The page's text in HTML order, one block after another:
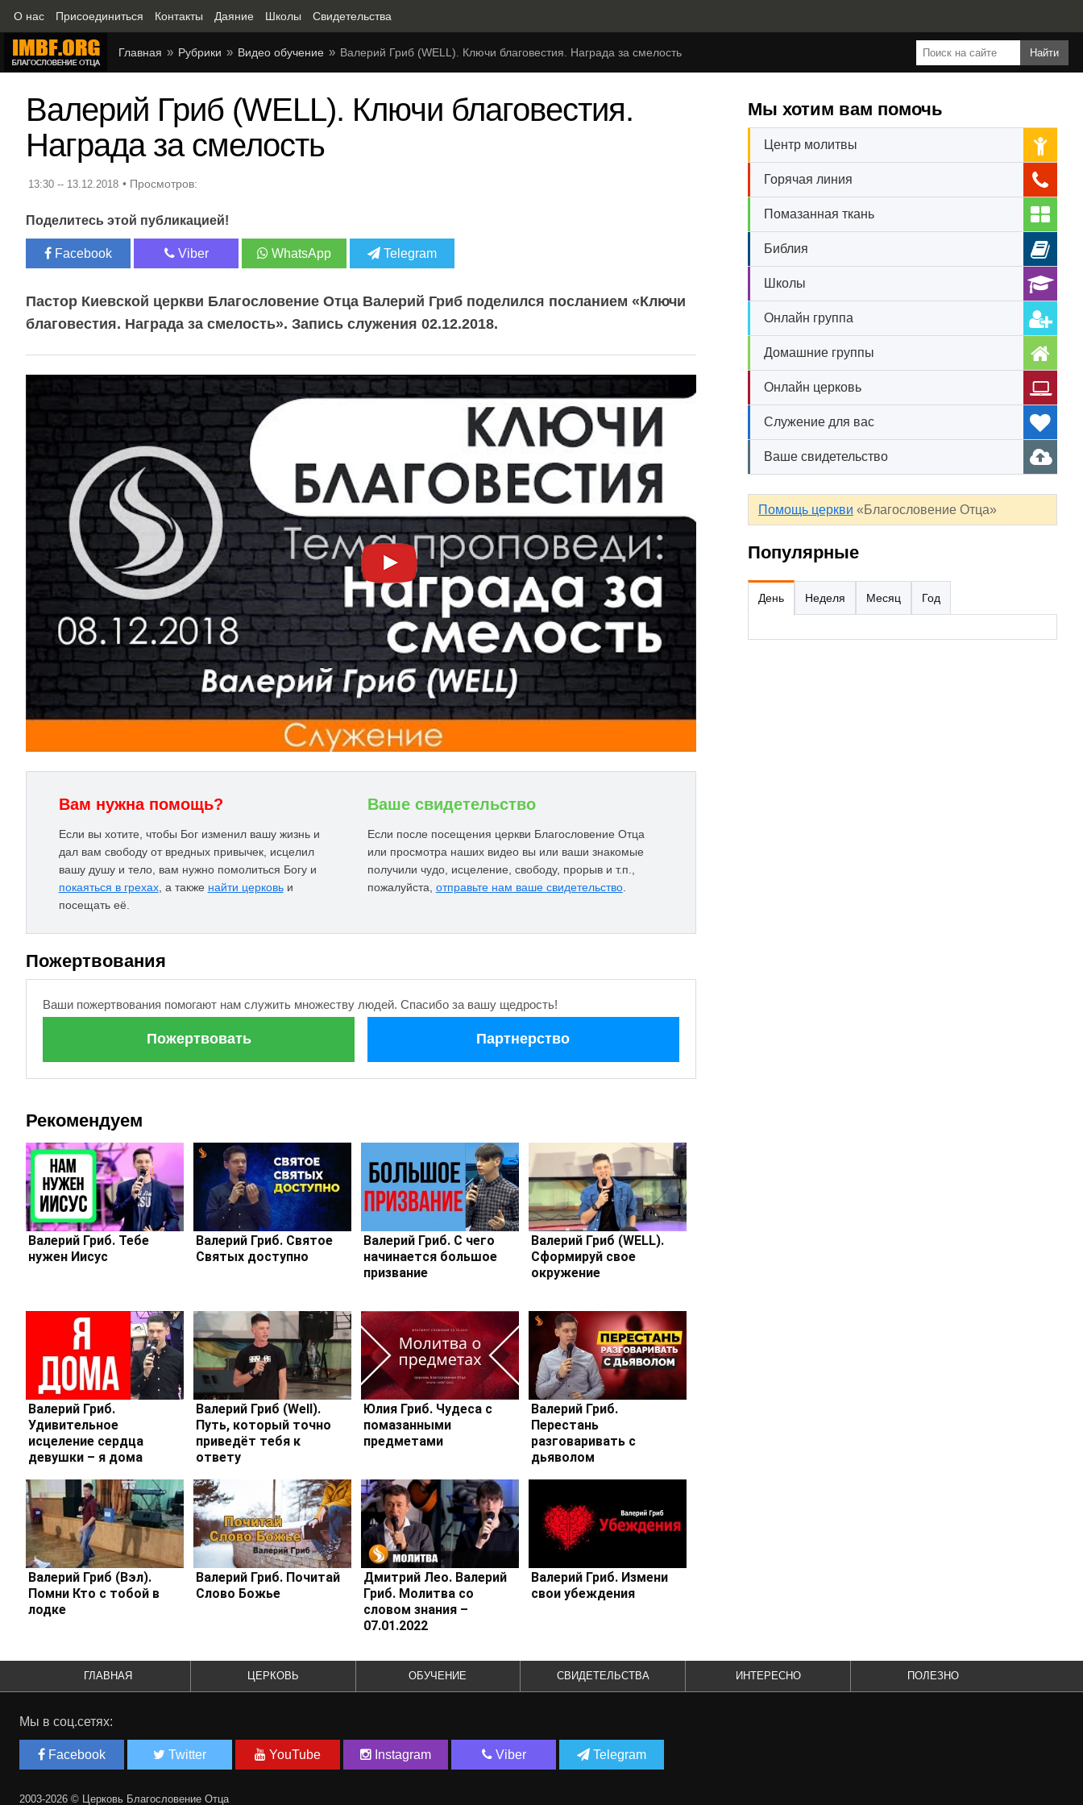
О нас Присоединиться Контакты Даяние Школы Свидетельства
Главная Рубрики Видео обучение Валерий Гриб (WELL). Ключи благовестия. Награда за смелость
Валерий Гриб (WELL). Ключи благовестия.
Награда за смелость
13:30 -- 13.12.2018
Поделитесь этой публикацией!
Facebook Viber WhatsApp Telegram
Пастор Киевской церкви Благословение Отца Валерий Гриб поделился посланием «Ключи
благовестия. Награда за смелость». Запись служения 02.12.2018.
Вам нужна помощь?
Если вы хотите, чтобы Бог изменил вашу жизнь и
дал вам свободу от вредных привычек, исцелил
вашу душу и тело, вам нужно помолиться Богу и
покаяться в грехах, а также найти церковьи
посещать её.
Ваше свидетельство
Если после посещения церкви Благословение Отца
или просмотра наших видео вы или ваши знакомые
получили чудо, исцеление, свободу, прорыв и т.п.,
пожалуйста, отправьте нам ваше свидетельство.
Пожертвования
Ваши пожертвования помогают нам служить множеству людей. Спасибо за вашу щедрость!
Пожертвовать Партнерство
Рекомендуем
Валерий Гриб. Тебе
нужен Иисус
Валерий Гриб. Святое
Святых доступно
Валерий Гриб. С чего
начинается большое
призвание
Валерий Гриб (WELL).
Сформируй свое
окружение
Валерий Гриб.
Удивительное
исцеление сердца
девушки – я дома
Валерий Гриб (Well).
Путь, который точно
приведёт тебя к
ответу
Юлия Гриб. Чудеса с
помазанными
предметами
Валерий Гриб.
Перестань
разговаривать с
дьяволом
Валерий Гриб (Вэл).
Помни Кто с тобой в
лодке
Валерий Гриб. Почитай
Слово Божье
Дмитрий Лео. Валерий
Гриб. Молитва со
словом знания –
07.01.2022
Валерий Гриб. Измени
свои убеждения
Мы хотим вам помочь
Центр молитвы
Горячая линия
Помазанная ткань
Библия
Школы
Онлайн группа
Домашние группы
Онлайн церковь
Служение для вас
Ваше свидетельство
Помощь церкви «Благословение Отца»
Популярные
День Неделя Месяц Год
ГЛАВНАЯ ЦЕРКОВЬ ОБУЧЕНИЕ СВИДЕТЕЛЬСТВА ИНТЕРЕСНО ПОЛЕЗНО
Мы в соц.сетях:
Facebook Twitter YouTube Instagram Viber Telegram
2003-2026 © Церковь Благословение Отца